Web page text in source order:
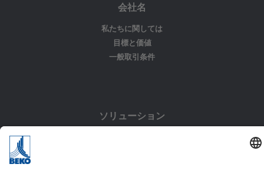
会社名
私たちに関しては
目標と価値
一般取引条件
ソリューション